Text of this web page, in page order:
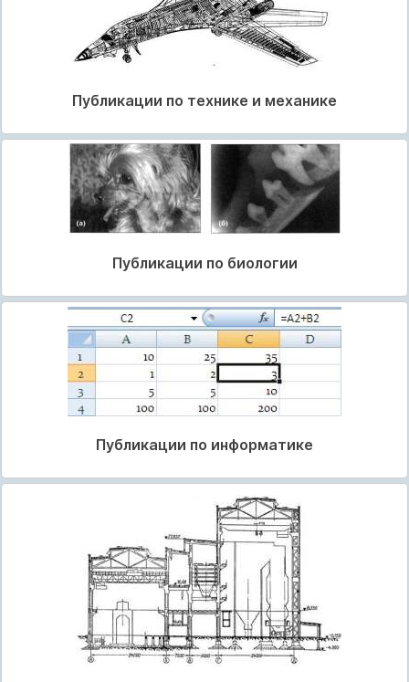
Публикации по технике и механике
Публикации по биологии
Публикации по информатике